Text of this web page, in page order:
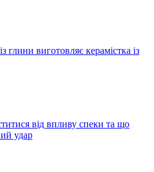
глини виготовляє керамістка із
від впливу спеки та що
удар